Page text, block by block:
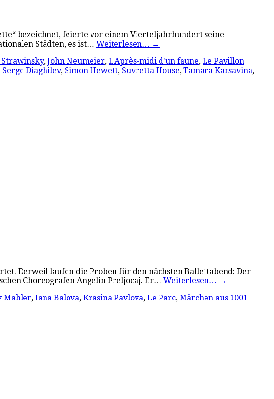
bezeichnet, feierte vor einem Vierteljahrhundert seine
Städten, es ist… Weiterlesen… →
, John Neumeier, L'Après-midi d'un faune, Le Pavillon
Serge Diaghilev, Simon Hewett, Suvretta House, Tamara Karsavina,
Derweil laufen die Proben für den nächsten Ballettabend: Der
Choreografen Angelin Preljocaj. Er… Weiterlesen… →
Mahler, Iana Balova, Krasina Pavlova, Le Parc, Märchen aus 1001